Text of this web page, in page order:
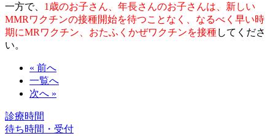
一方で、 1歳のお子さん、年長さんのお子さんは、新しい
MMRワクチンの接種開始を待つことなく、なるべく早い時
期にMRワクチン、おたふくかぜワクチンを接種してくださ
い。
« 前へ
一覧へ
次へ »
診療時間
待ち時間・受付